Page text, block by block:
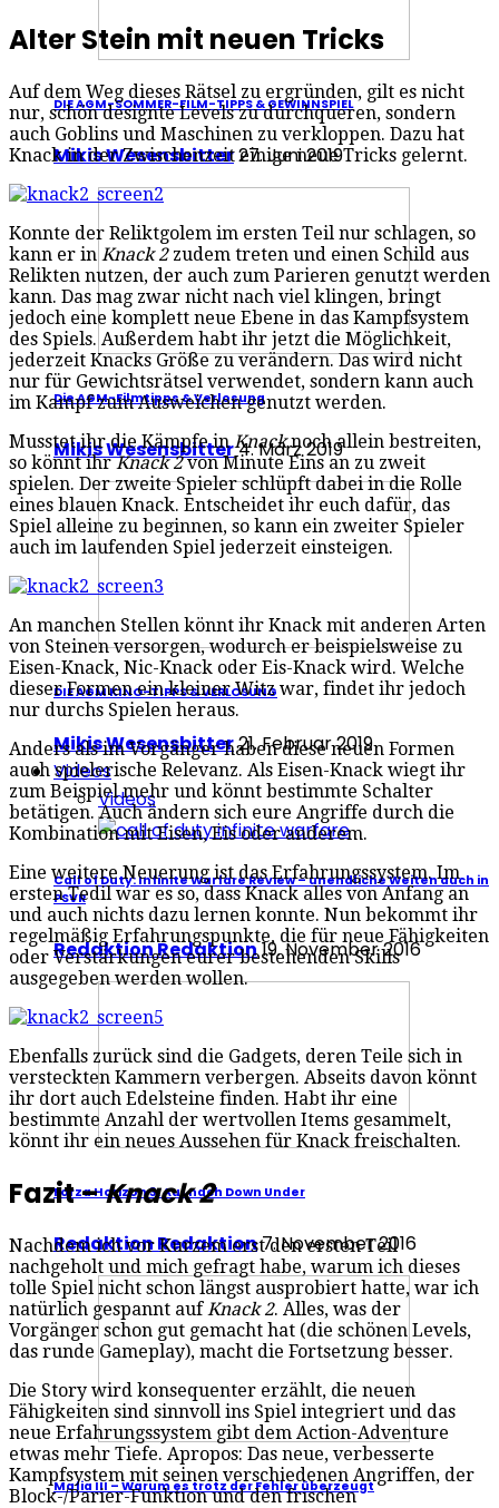
DIE AGM-SOMMER-FILM-TIPPS & GEWINNSPIEL
Mikis Wesensbitter27. Juni 2019
Die AGM-Filmtipps & Verlosung
Mikis Wesensbitter4. März 2019
DIE AGM KINO-TIPPS & VERLOSUNG
Mikis Wesensbitter21. Februar 2019
Videos
Videos
Call of Duty: Infinite Warfare Review – unendliche Weiten auch in
PSVR
Redaktion Redaktion19. November 2016
Forza Horizon 3: Auf nach Down Under
Redaktion Redaktion7. November 2016
Mafia III – Warum es trotz der Fehler überzeugt
Alter Stein mit neuen Tricks
Auf dem Weg dieses Rätsel zu ergründen, gilt es nicht
nur, schön designte Levels zu durchqueren, sondern
auch Goblins und Maschinen zu verkloppen. Dazu hat
Knack in der Zwischenzeit einige neue Tricks gelernt.
Konnte der Reliktgolem im ersten Teil nur schlagen, so
kann er in Knack 2zudem treten und einen Schild aus
Relikten nutzen, der auch zum Parieren genutzt werden
kann. Das mag zwar nicht nach viel klingen, bringt
jedoch eine komplett neue Ebene in das Kampfsystem
des Spiels. Außerdem habt ihr jetzt die Möglichkeit,
jederzeit Knacks Größe zu verändern. Das wird nicht
nur für Gewichtsrätsel verwendet, sondern kann auch
im Kampf zum Ausweichen genutzt werden.
Musstet ihr die Kämpfe inKnacknoch allein bestreiten,
so könnt ihrKnack 2von Minute Eins an zu zweit
spielen. Der zweite Spieler schlüpft dabei in die Rolle
eines blauen Knack. Entscheidet ihr euch dafür, das
Spiel alleine zu beginnen, so kann ein zweiter Spieler
auch im laufenden Spiel jederzeit einsteigen.
An manchen Stellen könnt ihr Knack mit anderen Arten
von Steinen versorgen, wodurch er beispielsweise zu
Eisen-Knack, Nic-Knack oder Eis-Knack wird. Welche
dieser Formen ein kleiner Witz war, findet ihr jedoch
nur durchs Spielen heraus.
Anders als im Vorgänger haben diese neuen Formen
auch spielerische Relevanz. Als Eisen-Knack wiegt ihr
zum Beispiel mehr und könnt bestimmte Schalter
betätigen. Auch ändern sich eure Angriffe durch die
Kombination mit Eisen, Eis oder anderem.
Eine weitere Neuerung ist das Erfahrungssystem. Im
ersten Tedil war es so, dass Knack alles von Anfang an
und auch nichts dazu lernen konnte. Nun bekommt ihr
regelmäßig Erfahrungspunkte, die für neue Fähigkeiten
oder Verstärkungen eurer bestehenden Skills
ausgegeben werden wollen.
Ebenfalls zurück sind die Gadgets, deren Teile sich in
versteckten Kammern verbergen. Abseits davon könnt
ihr dort auch Edelsteine finden. Habt ihr eine
bestimmte Anzahl der wertvollen Items gesammelt,
könnt ihr ein neues Aussehen für Knack freischalten.
Fazit –Knack 2
Nachdem ich vor Kurzem erst den ersten Teil
nachgeholt und mich gefragt habe, warum ich dieses
tolle Spiel nicht schon längst ausprobiert hatte, war ich
natürlich gespannt aufKnack 2. Alles, was der
Vorgänger schon gut gemacht hat (die schönen Levels,
das runde Gameplay), macht die Fortsetzung besser.
Die Story wird konsequenter erzählt, die neuen
Fähigkeiten sind sinnvoll ins Spiel integriert und das
neue Erfahrungssystem gibt dem Action-Adventure
etwas mehr Tiefe. Apropos: Das neue, verbesserte
Kampfsystem mit seinen verschiedenen Angriffen, der
Block-/Parier-Funktion und den frischen